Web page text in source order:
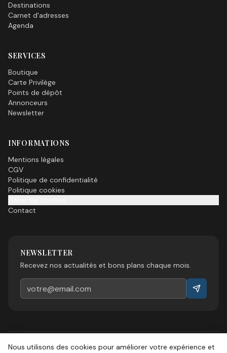
Destinations
Carnet d'adresses
Agenda
SERVICES
Boutique
Carte Privilège
Points de dépôt
Annonceurs
Newsletter
INFORMATIONS
Mentions légales
CGV
Politique de confidentialité
Politique cookies
Contact
NEWSLETTER
Recevez nos actualités et bons plans chaque mois.
Nous utilisons des cookies pour améliorer votre expérience et